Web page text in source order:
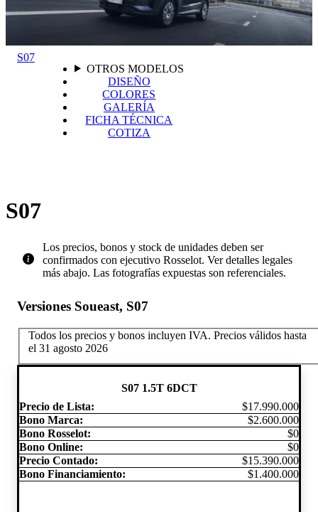
S07
OTROS MODELOS
DISEÑO
COLORES
GALERÍA
FICHA TÉCNICA
COTIZA
S07
Los precios, bonos y stock de unidades deben ser
confirmados con ejecutivo Rosselot. Ver detalles legales
más abajo. Las fotografías expuestas son referenciales.
Versiones Soueast​, S07
Todos los precios y bonos incluyen IVA. Precios válidos hasta
el 31 agosto 2026
S07 1.5T 6DCT
Precio de Lista:
$17.990.000
Bono Marca:
$2.600.000
Bono Rosselot:
$0
Bono Online:
$0
Precio Contado:
$15.390.000
Bono Financiamiento:
$1.400.000